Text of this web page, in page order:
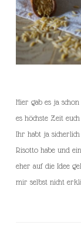
Hier gab es ja
es höchste Zeit
Ihr habt ja
Risotto habe und
eher auf die Idee
mir selbst nicht